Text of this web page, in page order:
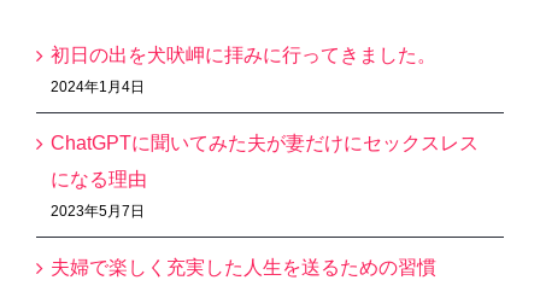
初日の出を犬吠岬に拝みに行ってきました。
2024年1月4日
ChatGPTに聞いてみた夫が妻だけにセックスレス
になる理由
2023年5月7日
夫婦で楽しく充実した人生を送るための習慣